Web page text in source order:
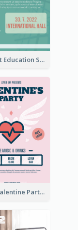
Student Education Study Flyer
Retro Valentine Party Pink Flyers Design Templates